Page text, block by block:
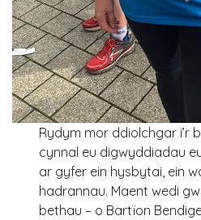
Rydym mor ddiolchgar i’r
cynnal eu digwyddiadau
ar gyfer ein hysbytai, ein
hadrannau. Maent wedi
bethau – o Bartïon